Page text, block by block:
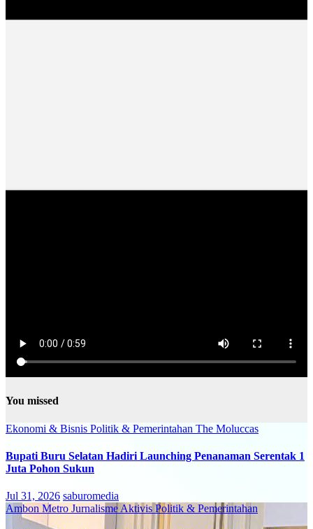
You missed
Ekonomi & Bisnis Politik & Pemerintahan The Moluccas
Bupati Buru Selatan Hadiri Launching Penanaman Serentak 1
Juta Pohon Sukun
Jul 31, 2026 saburomedia
Ambon Metro Jurnalisme Aktivis Politik & Pemerintahan